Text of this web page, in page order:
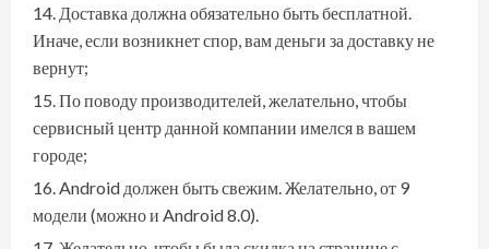
Доставка должна обязательно быть бесплатной.
Иначе, если возникнет спор, вам деньги за доставку не
вернут;
По поводу производителей, желательно, чтобы
сервисный центр данной компании имелся в вашем
городе;
Android должен быть свежим. Желательно, от 9
модели (можно и Android 8.0).